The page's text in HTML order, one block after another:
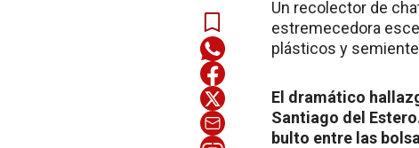
Un recolector de
estremecedora
plásticos y
El dramático
Santiago del
bulto entre las